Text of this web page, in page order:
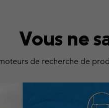
Vous ne
de recherche de